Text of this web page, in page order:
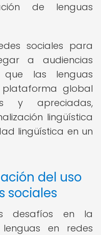
de lenguas
sociales para
a audiencias
las lenguas
plataforma global
y apreciadas,
lingüística
lingüística en un
del uso
sociales
desafíos en la
en redes